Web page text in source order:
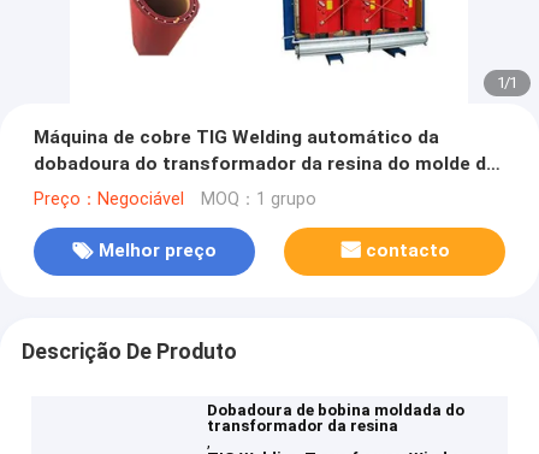
1/1
Máquina de cobre TIG Welding automático da
dobadoura do transformador da resina do molde da
folha
Preço：Negociável MOQ：1 grupo
Melhor preço contacto
Descrição De Produto
Dobadoura de bobina moldada do
transformador da resina
,